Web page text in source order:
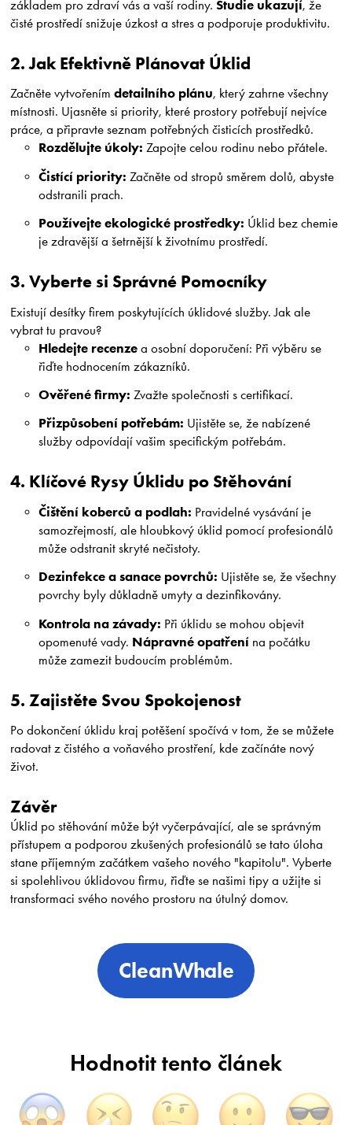
základem pro zdraví vás a vaší rodiny.Studie ukazují, že
čisté prostředí snižuje úzkost a stres a podporuje produktivitu.
2. Jak Efektivně Plánovat Úklid
Začněte vytvořenímdetailního plánu, který zahrne všechny
místnosti. Ujasněte si priority, které prostory potřebují nejvíce
práce, a připravte seznam potřebných čisticích prostředků.
Rozdělujte úkoly: Zapojte celou rodinu nebo přátele.
Čistící priority: Začněte od stropů směrem dolů, abyste
odstranili prach.
Používejte ekologické prostředky: Úklid bez chemie
je zdravější a šetrnější k životnímu prostředí.
3. Vyberte si Správné Pomocníky
Existují desítky firem poskytujících úklidové služby. Jak ale
vybrat tu pravou?
Hledejte recenze a osobní doporučení: Při výběru se
řiďte hodnocením zákazníků.
Ověřené firmy: Zvažte společnosti s certifikací.
Přizpůsobení potřebám: Ujistěte se, že nabízené
služby odpovídají vašim specifickým potřebám.
4. Klíčové Rysy Úklidu po Stěhování
Čištění koberců a podlah: Pravidelné vysávání je
samozřejmostí, ale hloubkový úklid pomocí profesionálů
může odstranit skryté nečistoty.
Dezinfekce a sanace povrchů: Ujistěte se, že všechny
povrchy byly důkladně umyty a dezinfikovány.
Kontrola na závady: Při úklidu se mohou objevit
opomenuté vady. Nápravné opatření na počátku
může zamezit budoucím problémům.
5. Zajistěte Svou Spokojenost
Po dokončení úklidu kraj potěšení spočívá v tom, že se můžete
radovat z čistého a voňavého prostření, kde začínáte nový
život.
Závěr
Úklid po stěhování může být vyčerpávající, ale se správným
přístupem a podporou zkušených profesionálů se tato úloha
stane příjemným začátkem vašeho nového "kapitolu". Vyberte
si spolehlivou úklidovou firmu, řiďte se našimi tipy a užijte si
transformaci svého nového prostoru na útulný domov.
CleanWhale
Hodnotit tento článek